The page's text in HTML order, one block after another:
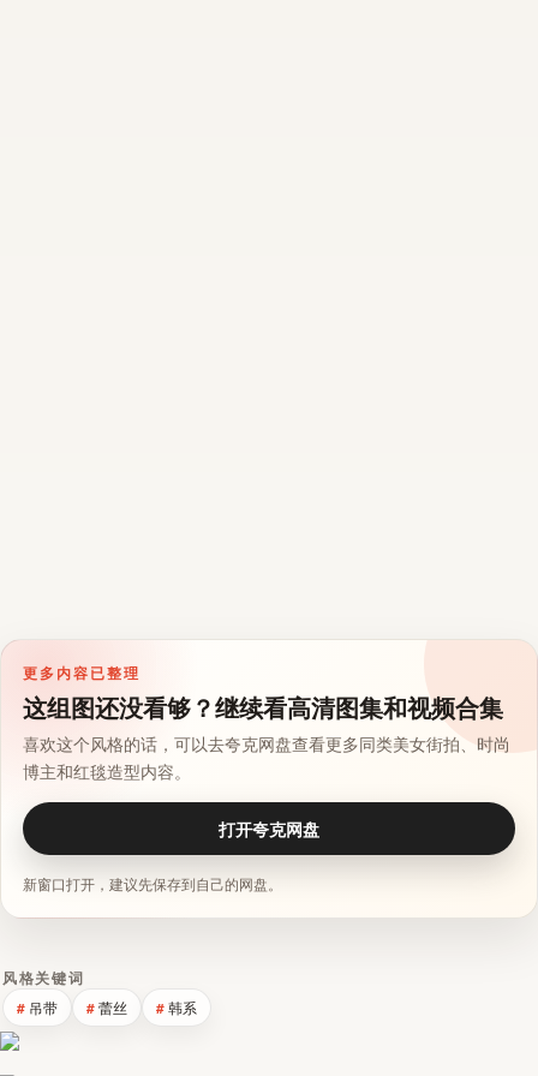
更多内容已整理
这组图还没看够？继续看高清图集和视频合集
喜欢这个风格的话，可以去夸克网盘查看更多同类美女街拍、时尚
博主和红毯造型内容。
打开夸克网盘
新窗口打开，建议先保存到自己的网盘。
风格关键词
吊带 蕾丝 韩系